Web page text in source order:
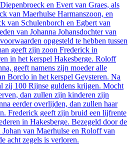
en Evert van Graes, als
van Maerhulse Harmanszoon, en
van Schulenborch en Egbert van
van Johanna Johansdochter van
opgesteld te hebben tussen
geeft zijn zoon Frederick in
in het kerspel Hakesberge. Roloff
geeft namens zijn moeder alle
Borclo in het kerspel Geysteren. Na
zij 100 Rijnse guldens krijgen. Mocht
dan zullen zijn kinderen zijn
eerder overlijden, dan zullen haar
Frederick geeft zijn bruid een lijfrente
in Hakesberge. Bezegeld door de
van Maerhulse en Roloff van
acht zegels is verloren.